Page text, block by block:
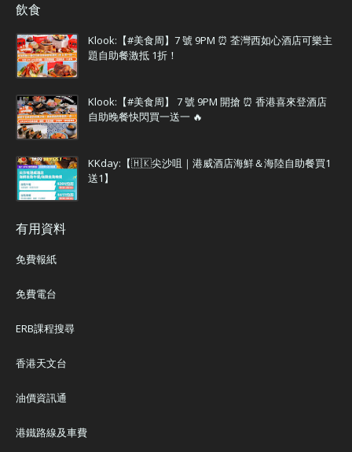
飲食
Klook:【#美食周】7 號 9PM ⏰ 荃灣西如心酒店可樂主
題自助餐激抵 1折！
Klook:【#美食周】 7 號 9PM 開搶 ⏰ 香港喜來登酒店
自助晚餐快閃買一送一 🔥
KKday:【🇭🇰尖沙咀｜港威酒店海鮮＆海陸自助餐買1
送1】
有用資料
免費報紙
免費電台
ERB課程搜尋
香港天文台
油價資訊通
港鐵路線及車費